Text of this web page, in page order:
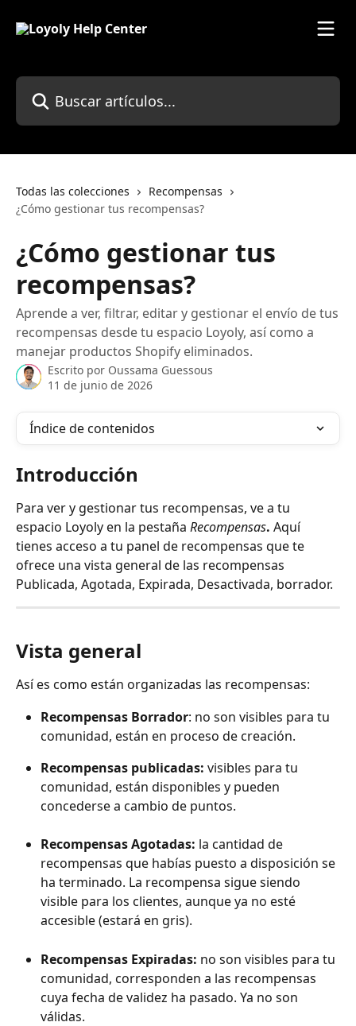
Buscar artículos...
Todas las colecciones
Recompensas
¿Cómo gestionar tus recompensas?
¿Cómo gestionar tus
recompensas?
Aprende a ver, filtrar, editar y gestionar el envío de tus
recompensas desde tu espacio Loyoly, así como a
manejar productos Shopify eliminados.
Escrito por Oussama Guessous
11 de junio de 2026
Índice de contenidos
Introducción
Para ver y gestionar tus recompensas, ve a tu
espacio Loyoly en la pestaña Recompensas. Aquí
tienes acceso a tu panel de recompensas que te
ofrece una vista general de las recompensas
Publicada, Agotada, Expirada, Desactivada, borrador.
Vista general
Así es como están organizadas las recompensas:
Recompensas Borrador: no son visibles para tu
comunidad, están en proceso de creación.
Recompensas publicadas: visibles para tu
comunidad, están disponibles y pueden
concederse a cambio de puntos.
Recompensas Agotadas: la cantidad de
recompensas que habías puesto a disposición se
ha terminado. La recompensa sigue siendo
visible para los clientes, aunque ya no esté
accesible (estará en gris).
Recompensas Expiradas: no son visibles para tu
comunidad, corresponden a las recompensas
cuya fecha de validez ha pasado. Ya no son
válidas.